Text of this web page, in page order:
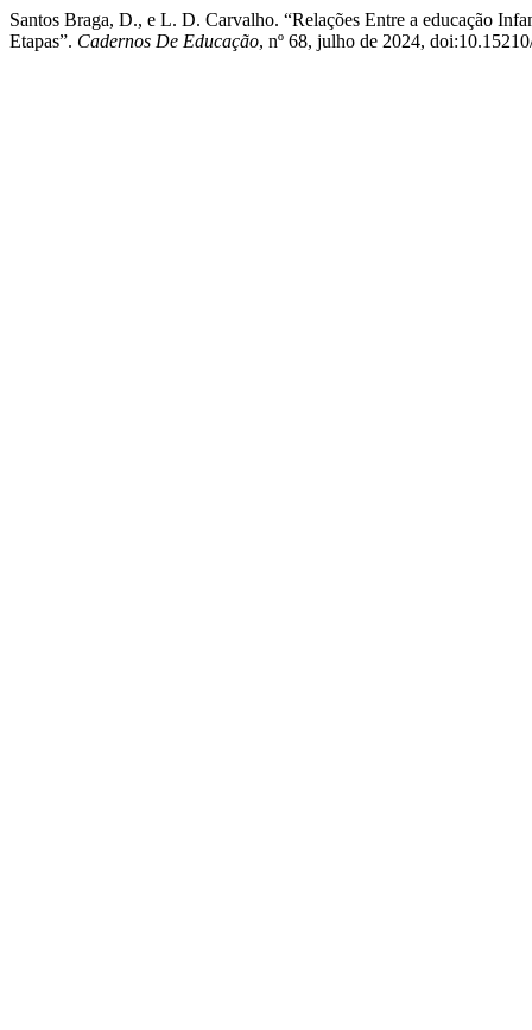
Santos Braga, D., e L. D. Carvalho. “Relações Entre a educação
Etapas”. Cadernos De Educação, nº 68, julho de 2024,